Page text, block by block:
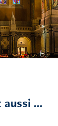
aussi ...